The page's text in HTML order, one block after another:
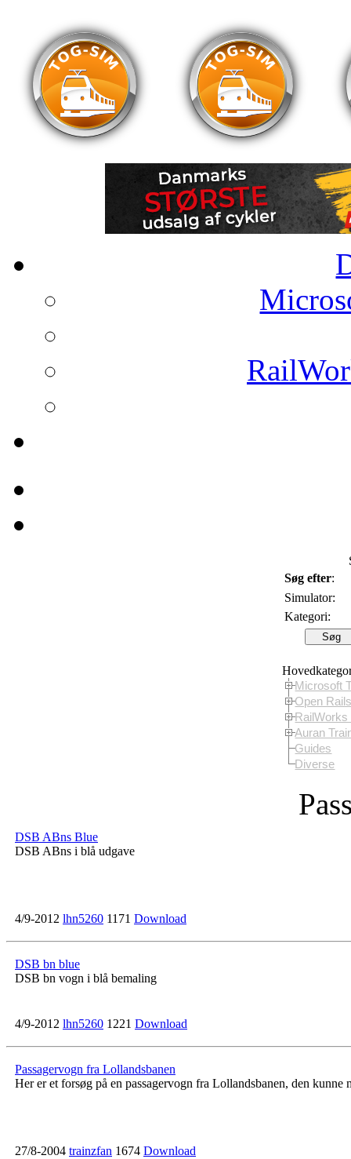
Søg efter:
Simulator:
Kategori:
Microsoft
Open
RailWorks
Auran
Guides
Diverse
DSB ABns Blue
DSB ABns i blå udgave
4/9-2012 lhn5260 1171 Download
DSB bn blue
DSB bn vogn i blå bemaling
4/9-2012 lhn5260 1221 Download
Passagervogn fra Lollandsbanen
Her er et forsøg på en passagervogn fra Lollandsbanen, den
27/8-2004 trainzfan 1674 Download